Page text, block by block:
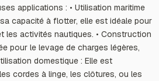
applications : • Utilisation maritime
capacité à flotter, elle est idéale pour
les activités nautiques. • Construction
pour le levage de charges légères,
domestique : Elle est
cordes à linge, les clôtures, ou les